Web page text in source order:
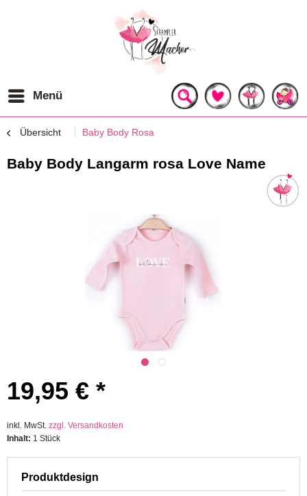
Menü
Übersicht Baby Body Rosa
Baby Body Langarm rosa Love Name
19,95 € *
inkl. MwSt. zzgl. Versandkosten
Inhalt: 1 Stück
Produktdesign